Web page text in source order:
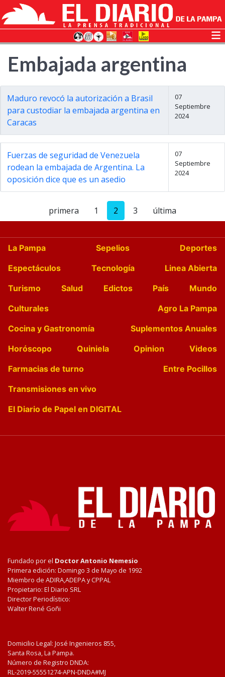
Embajada argentina
Maduro revocó la autorización a Brasil
para custodiar la embajada argentina en
Caracas
07
Septiembre
2024
Fuerzas de seguridad de Venezuela
rodean la embajada de Argentina. La
oposición dice que es un asedio
07
Septiembre
2024
primera 1 2 3 última
La Pampa Sepelios
Deportes
Espectáculos
Tecnología
Linea Abierta
Turismo
Salud Edictos País
Mundo
Culturales
Agro La Pampa
Cocina y Gastronomía
Suplementos Anuales
Horóscopo
Quiniela Opinion
Videos
Farmacias de turno
Entre Pocillos
Transmisiones en vivo
El Diario de Papel en DIGITAL
Fundado por el Doctor Antonio Nemesio
Primera edición: Domingo 3 de Mayo de 1992
Miembro de ADIRA,ADEPA y CPPAL
Propietario: El Diario SRL
Director Periodístico:
Walter René Goñi
Domicilio Legal: José Ingenieros 855,
Santa Rosa, La Pampa.
Número de Registro DNDA:
RL-2019-55551274-APN-DNDA#MJ